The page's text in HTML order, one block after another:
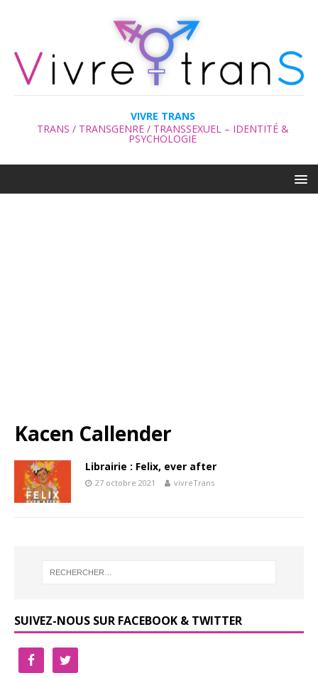
VIVRE TRANS
TRANS / TRANSGENRE / TRANSSEXUEL – IDENTITÉ &
PSYCHOLOGIE
Kacen Callender
Librairie : Felix, ever after
27 octobre 2021 vivreTrans
SUIVEZ-NOUS SUR FACEBOOK & TWITTER